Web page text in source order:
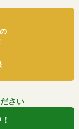
さい